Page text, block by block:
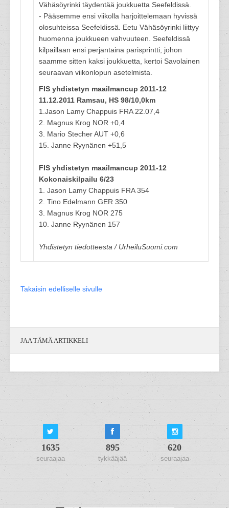
Vähäsöyrinki täydentää joukkuetta Seefeldissä.
- Pääsemme ensi viikolla harjoittelemaan hyvissä
olosuhteissa Seefeldissä. Eetu Vähäsöyrinki liittyy
huomenna joukkueen vahvuuteen. Seefeldissä
kilpaillaan ensi perjantaina parisprintti, johon
saamme sitten kaksi joukkuetta, kertoi Savolainen
seuraavan viikonlopun asetelmista.
FIS yhdistetyn maailmancup 2011-12
11.12.2011 Ramsau, HS 98/10,0km
1.Jason Lamy Chappuis FRA 22.07,4
2. Magnus Krog NOR +0,4
3. Mario Stecher AUT +0,6
15. Janne Ryynänen +51,5
FIS yhdistetyn maailmancup 2011-12
Kokonaiskilpailu 6/23
1. Jason Lamy Chappuis FRA 354
2. Tino Edelmann GER 350
3. Magnus Krog NOR 275
10. Janne Ryynänen 157
Yhdistetyn tiedotteesta / UrheiluSuomi.com
Takaisin edelliselle sivulle
JAA TÄMÄ ARTIKKELI
1635
seuraajaa
895
tykkääjää
620
seuraajaa